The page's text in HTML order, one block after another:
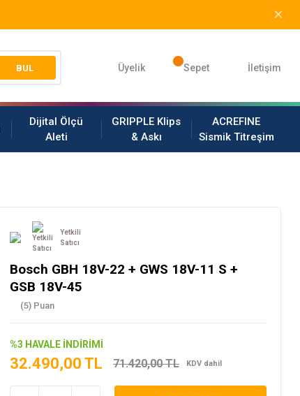
BUL Üyelik Sepet İletişim
Dijital Ölçü
Aleti
GRIPPLE Klips
& Askı
ACREFINE
Sismik Titreşim
Yetkili
Satıcı
Bosch GBH 18V-22 + GWS 18V-11 S +
GSB 18V-45
(5) Puan
%3 HAVALE İNDİRİMİ
32.490,00 TL 71.420,00 TL KDV dahil